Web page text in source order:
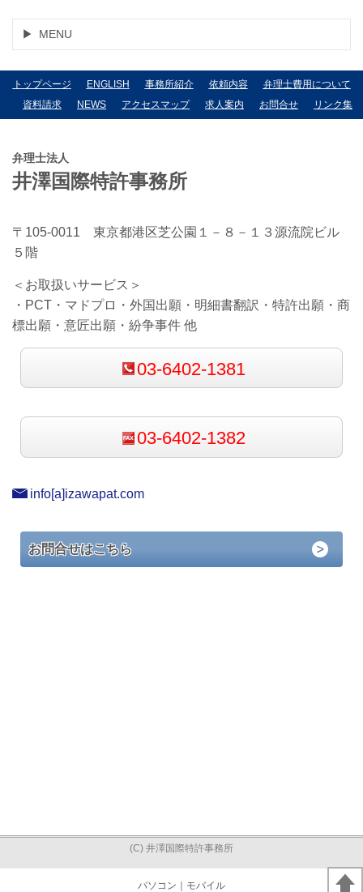
MENU
トップページ ENGLISH 事務所紹介 依頼内容
弁理士費用について
資料請求
NEWS アクセスマップ 求人案内 お問合せ リンク集
弁理士法人
井澤国際特許事務所
〒105-0011 東京都港区芝公園１－８－１３源流院ビル
５階
＜お取扱いサービス＞
・PCT・マドプロ・外国出願・明細書翻訳・特許出願・商
標出願 ・意匠出願・紛争事件 他
03-6402-1381
03-6402-1382
info[a]izawapat.com
お問合せはこちら
(C) 井澤国際特許事務所
パソコン ｜モバイル